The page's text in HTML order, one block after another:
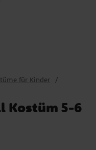
für Kinder
Kostüm 5-6